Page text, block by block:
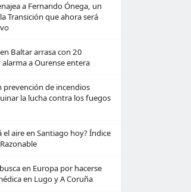
a Fernando Ónega, un
Transición que ahora será
Baltar arrasa con 20
alarma a Ourense entera
prevención de incendios
la lucha contra los fuegos
el aire en Santiago hoy? Índice
en Europa por hacerse
en Lugo y A Coruña